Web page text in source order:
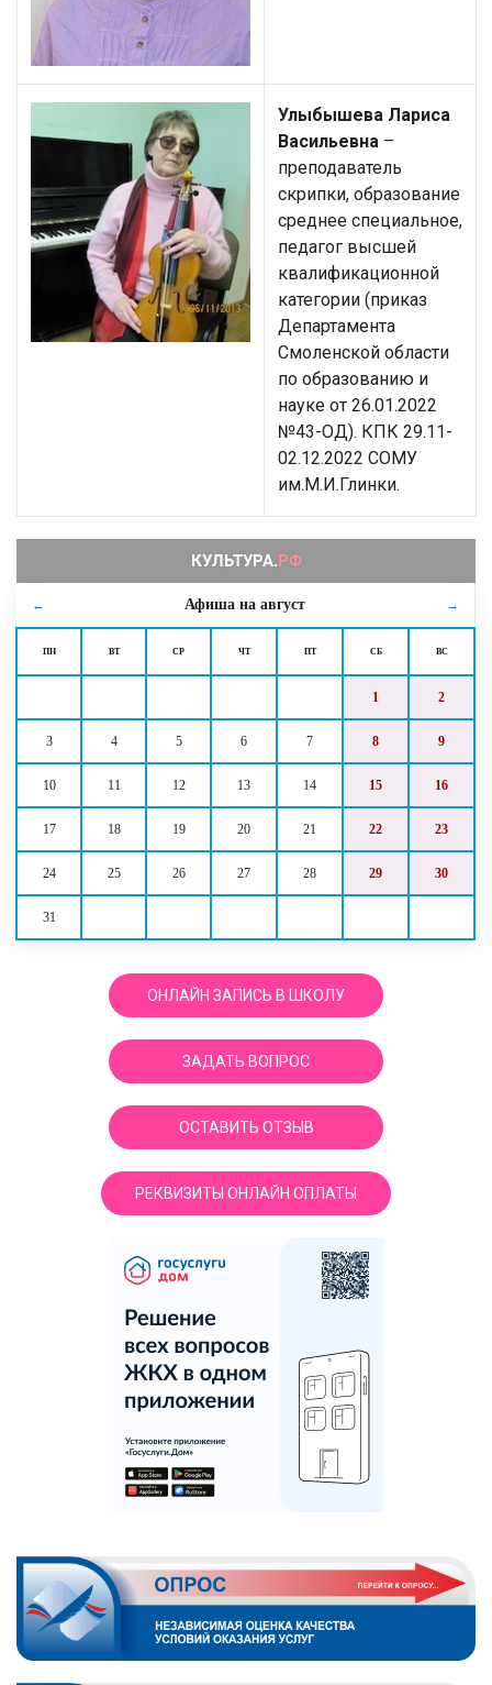
← Афиша на август →
ПН ВТ СР ЧТ ПТ СБ ВС
1 2
3 4 5 6 7 8 9
10 11 12 13 14 15 16
17 18 19 20 21 22 23
24 25 26 27 28 29 30
31
ОНЛАЙН ЗАПИСЬ В ШКОЛУ
ЗАДАТЬ ВОПРОС
ОСТАВИТЬ ОТЗЫВ
РЕКВИЗИТЫ ОНЛАЙН ОПЛАТЫ
Улыбышева Лариса
Васильевна –
преподаватель
скрипки, образование
среднее специальное,
педагог высшей
квалификационной
категории (приказ
Департамента
Смоленской области
по образованию и
науке от 26.01.2022
№43-ОД). КПК 29.11-
02.12.2022 СОМУ
им.М.И.Глинки.